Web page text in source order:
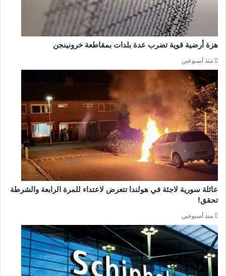
هزة أرضية قوية تضرب عدة بلدات بمقاطعة خرونينجن
منذ أسبوعين
عائلة سورية لاجئة في هولندا تتعرض لاعتداء للمرة الرابعة والشرطة
تحقق!
منذ أسبوعين